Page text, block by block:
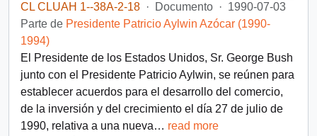
CL CLUAH 1--38A-2-18 · Documento · 1990-07-03
Parte de Presidente Patricio Aylwin Azócar (1990-
1994)
El Presidente de los Estados Unidos, Sr. George Bush
junto con el Presidente Patricio Aylwin, se reúnen para
establecer acuerdos para el desarrollo del comercio,
de la inversión y del crecimiento el día 27 de julio de
1990, relativa a una nueva… read more